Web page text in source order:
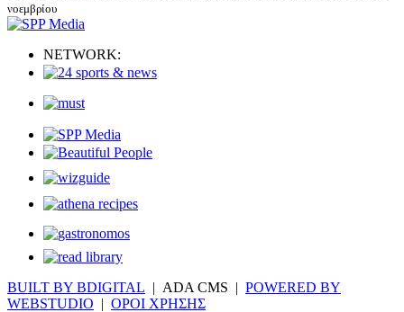
νοεμβρίου
NETWORK:
BUILT BY BDIGITAL | ADA CMS | POWERED BY
WEBSTUDIO | ΟΡΟΙ ΧΡΗΣΗΣ